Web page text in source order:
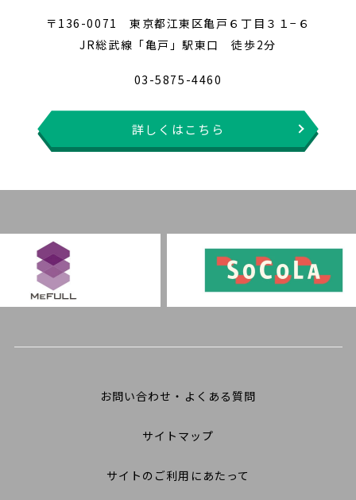
〒136-0071 東京都江東区亀戸６丁目３１−６
JR総武線「亀戸」駅東口 徒歩2分
03-5875-4460
詳しくはこちら
お問い合わせ・よくある質問
サイトマップ
サイトのご利用にあたって